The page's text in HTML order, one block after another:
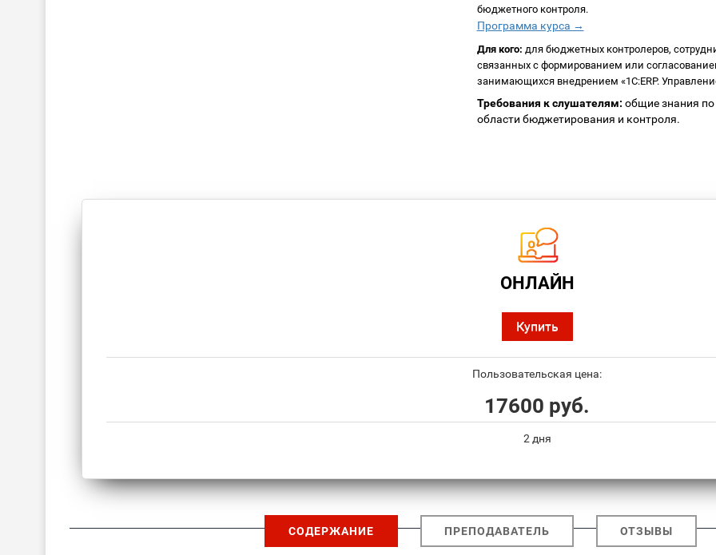
бюджетного контроля.
Программа курса →
Для кого: для бюджетных контролеров,
связанных с формированием или
занимающихся внедрением «1С:ERP.
Требования к слушателям: общие знания
области бюджетирования и контроля.
ОНЛАЙН
Купить
Пользовательская цена:
17600 руб.
2 дня
СОДЕРЖАНИЕ ПРЕПОДАВАТЕЛЬ ОТЗЫВЫ